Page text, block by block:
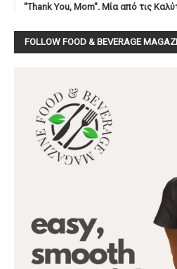
"Thank You, Mοm". Μία από τις
FOLLOW FOOD & BEVERAGE